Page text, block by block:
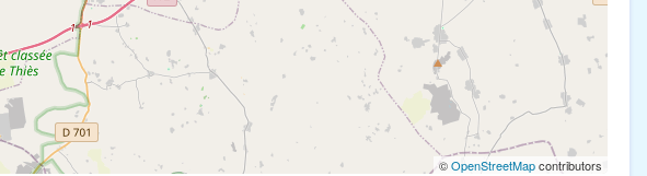
©OpenStreetMapcontributors